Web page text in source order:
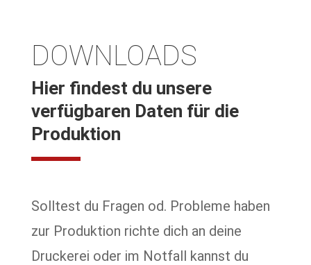
DOWNLOADS
Hier findest du unsere
verfügbaren Daten für die
Produktion
Solltest du Fragen od. Probleme haben
zur Produktion richte dich an deine
Druckerei oder im Notfall kannst du